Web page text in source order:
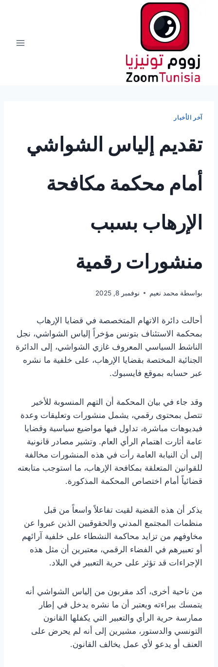
آخر الأخبار
تقديم إلياس الشواشي
أمام محكمة مكافحة
الإرهاب بسبب
منشورات رقمية
بواسطة محمد نعيم نوفمبر 8, 2025
أحالت دائرة الاتهام المتخصصة في قضايا الإرهاب
بمحكمة الاستئناف بتونس مؤخراً إلياس الشواشي، نجل
الناشط السياسي المعروف غازي الشواشي، إلى الدائرة
الجنائية المختصة بقضايا الإرهاب، على خلفية ما نشره
عبر حسابه بموقع فايسبوك.
وقد جاء في بيان المحكمة أن التهم المنسوبة للأخير
تتصل بمحتوى رقمي، يشمل منشورات وتعليقات وعدة
فيديوهات مباشرة، تداول فيها مواضيع سياسية وقضايا
عامة أثارت اهتمام الرأي العام. وتشير مصادر قانونية
إلى أن النيابة العامة رأت في هذه المنشورات مخالفة
للقوانين المتعلقة بمكافحة الإرهاب، ما استوجب متابعته
قضائياً أمام اختصاص المحكمة المذكورة.
يذكر أن هذه القضية لقيت تفاعلاً واسعاً من قبل
منظمات المجتمع المدني والحقوقيين الذين عبروا عن
مخاوفهم من تزايد محاكمة النشطاء على خلفية آرائهم
أو تعبيرهم في الفضاء الرقمي، معتبرين أن مثل هذه
الإجراءات قد تؤثر على حرية التعبير في البلاد.
من ناحية أخرى، أكد مقربون من إلياس الشواشي أنه
يتمسك ببراءته ويعتبر أن ما نشره يدخل في إطار
ممارسة حرية الرأي والتعبير التي يكفلها القانون
التونسي والدستور، مشيرين إلى أنه لم يحرض على
العنف أو يدعو لأي عمل يخالف القانون.